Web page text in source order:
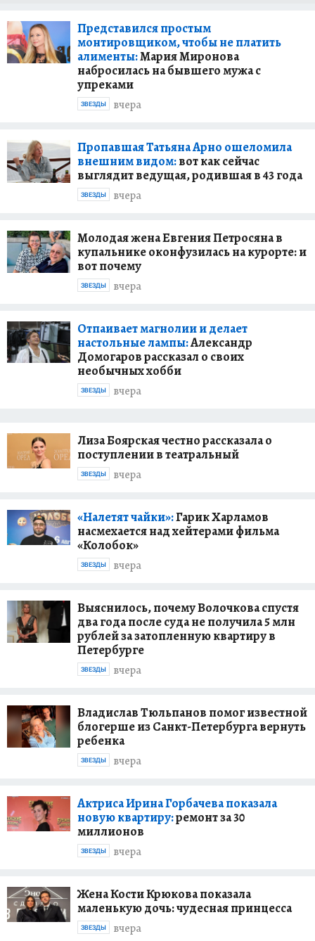
Представился простым
монтировщиком, чтобы не платить
алименты:Мария Миронова
набросилась на бывшего мужа с
упреками
вчера
ЗВЕЗДЫ
Пропавшая Татьяна Арно ошеломила
внешним видом:вот как сейчас
выглядит ведущая, родившая в 43 года
вчера
ЗВЕЗДЫ
Молодая жена Евгения Петросяна в
купальнике оконфузилась на курорте: и
вот почему
вчера
ЗВЕЗДЫ
Отпаивает магнолии и делает
настольные лампы:Александр
Домогаров рассказал о своих
необычных хобби
вчера
ЗВЕЗДЫ
Лиза Боярская честно рассказала о
поступлении в театральный
вчера
ЗВЕЗДЫ
«Налетят чайки»:Гарик Харламов
насмехается над хейтерами фильма
«Колобок»
вчера
ЗВЕЗДЫ
Выяснилось, почему Волочкова спустя
два года после суда не получила 5 млн
рублей за затопленную квартиру в
Петербурге
вчера
ЗВЕЗДЫ
Владислав Тюльпанов помог известной
блогерше из Санкт-Петербурга вернуть
ребенка
вчера
ЗВЕЗДЫ
Актриса Ирина Горбачева показала
новую квартиру:ремонт за 30
миллионов
вчера
ЗВЕЗДЫ
Жена Кости Крюкова показала
маленькую дочь: чудесная принцесса
вчера
ЗВЕЗДЫ